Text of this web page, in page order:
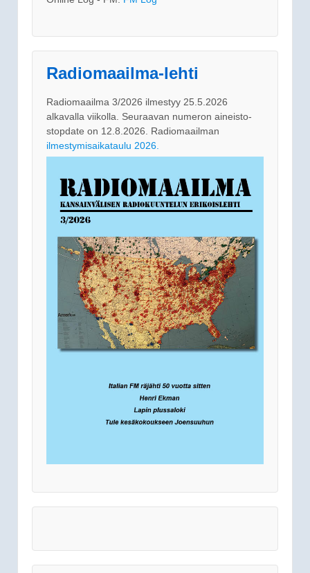
Radiomaailma-lehti
Radiomaailma 3/2026 ilmestyy 25.5.2026
alkavalla viikolla. Seuraavan numeron aineisto-
stopdate on 12.8.2026. Radiomaailman
ilmestymisaikataulu 2026.